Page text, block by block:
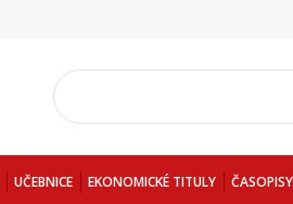
UČEBNICE EKONOMICKÉ TITULY ČASOPISY